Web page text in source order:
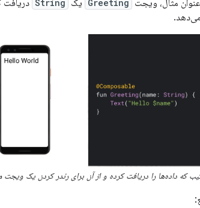
عنوان مثال، ویجت Greeting یک String
که داده‌ها را دریافت کرده و از آن برای رندر کردن یک